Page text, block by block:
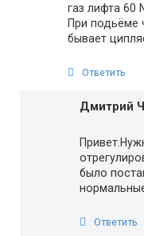
газ лифта 60
При подьёме
бывает
Ответить
Дмитрий
было
Ответить